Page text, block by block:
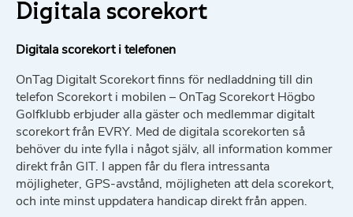
Digitala scorekort
Digitala scorekort i telefonen
OnTag Digitalt Scorekort finns för nedladdning till din
telefon Scorekort i mobilen – OnTag Scorekort Högbo
Golfklubb erbjuder alla gäster och medlemmar digitalt
scorekort från EVRY. Med de digitala scorekorten så
behöver du inte fylla i något själv, all information kommer
direkt från GIT. I appen får du flera intressanta
möjligheter, GPS-avstånd, möjligheten att dela scorekort,
och inte minst uppdatera handicap direkt från appen.